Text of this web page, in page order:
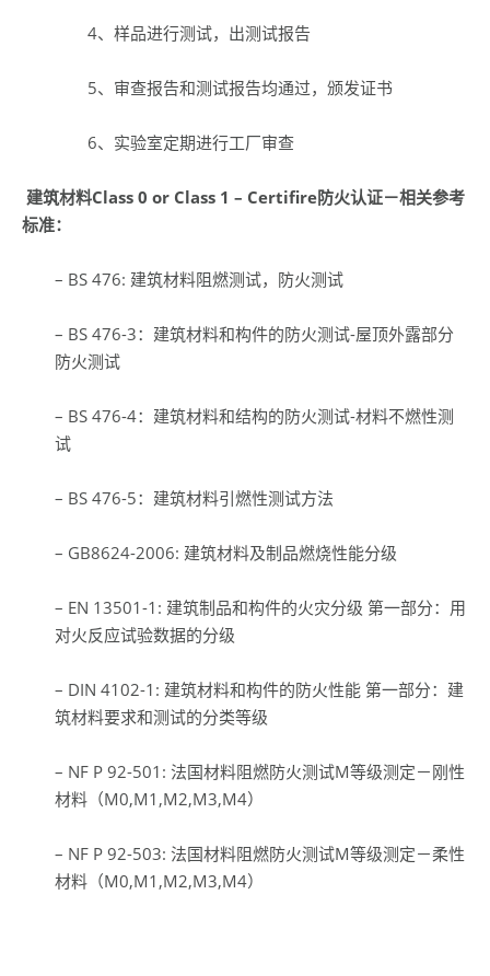
4、样品进行测试，出测试报告
5、审查报告和测试报告均通过，颁发证书
6、实验室定期进行工厂审查
建筑材料Class 0 or Class 1 – Certifire防火认证－相关参考
标准：
– BS 476: 建筑材料阻燃测试，防火测试
– BS 476-3：建筑材料和构件的防火测试-屋顶外露部分
防火测试
– BS 476-4：建筑材料和结构的防火测试-材料不燃性测
试
– BS 476-5：建筑材料引燃性测试方法
– GB8624-2006: 建筑材料及制品燃烧性能分级
– EN 13501-1: 建筑制品和构件的火灾分级 第一部分：用
对火反应试验数据的分级
– DIN 4102-1: 建筑材料和构件的防火性能 第一部分：建
筑材料要求和测试的分类等级
– NF P 92-501: 法国材料阻燃防火测试M等级测定－刚性
材料（M0,M1,M2,M3,M4）
– NF P 92-503: 法国材料阻燃防火测试M等级测定－柔性
材料（M0,M1,M2,M3,M4）